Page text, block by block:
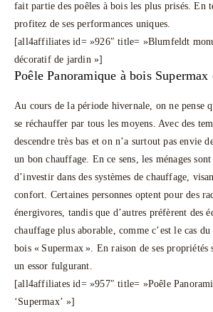
fait partie des poêles à bois les plus prisés. En
profitez de ses performances uniques.
[all4affiliates id= »926″ title= »Blumfeldt
décoratif de jardin »]
Poêle Panoramique à bois Supermax
Au cours de la période hivernale, on ne pense
se réchauffer par tous les moyens. Avec des
descendre très bas et on n’a surtout pas envie
un bon chauffage. En ce sens, les ménages
d’investir dans des systèmes de chauffage,
confort. Certaines personnes optent pour des
énergivores, tandis que d’autres préfèrent des
chauffage plus aborable, comme c’est le cas
bois « Supermax ». En raison de ses
un essor fulgurant.
[all4affiliates id= »957″ title= »Poêle
‘Supermax’ »]